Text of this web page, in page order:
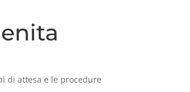
di attesa e le procedure